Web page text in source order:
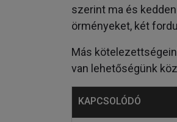
szerint ma és
örményeket, két
Más
van lehetőségünk
KAPCSOLÓDÓ